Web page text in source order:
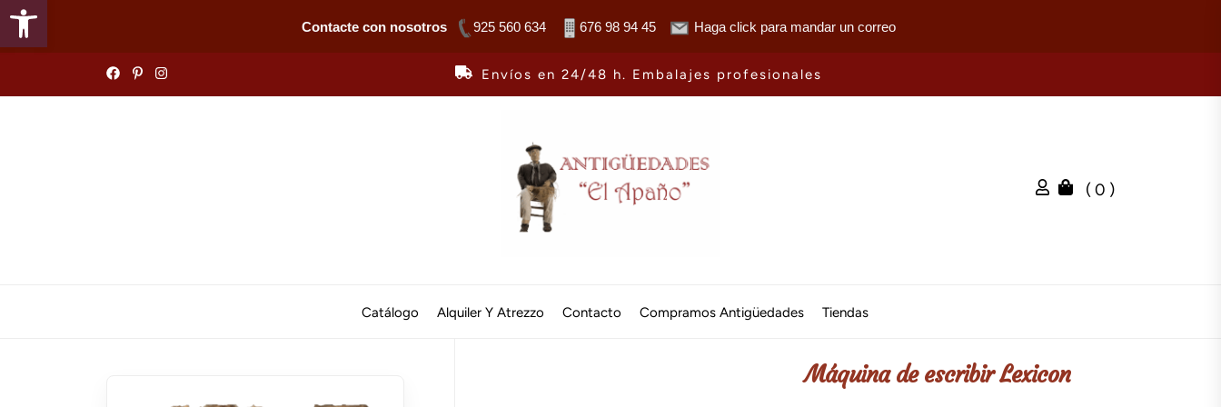
Abrir barra de herramientas
Contacte con nosotros 925 560 634 676 98 94 45 Haga click para mandar un correo
Envíos en 24/48 h. Embalajes profesionales
El
( 0 )
Catálogo Alquiler Y Atrezzo Contacto Compramos Antigüedades Tiendas
Máquina de escribir Lexicon